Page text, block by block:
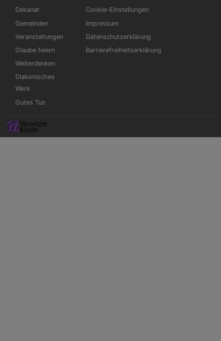
Dekanat
Gemeinden
Veranstaltungen
Glaube feiern
Weiterdenken
Diakonisches
Werk
Gutes Tun
Cookie-Einstellungen
Impressum
Datenschutzerklärung
Barrierefreiheitserklärung